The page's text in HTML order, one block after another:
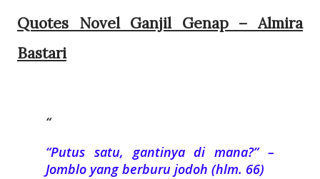
Quotes Novel Ganjil Genap – Almira
Bastari
“Putus satu, gantinya di mana?” –
Jomblo yang berburu jodoh (hlm. 66)